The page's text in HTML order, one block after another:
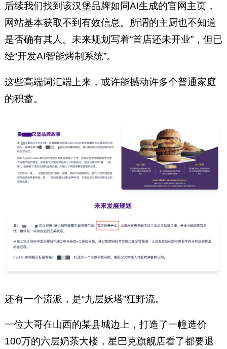
后续我们找到该汉堡品牌如同AI生成的官网主页，
网站基本获取不到有效信息。所谓的主厨也不知道
是否确有其人。未来规划写着“首店还未开业”，但已
经“开发AI智能烤制系统”。
这些高端词汇端上来，或许能撼动许多个普通家庭
的积蓄。
还有一个流派，是“九层妖塔”狂野流。
一位大哥在山西的某县城边上，打造了一幢造价
100万的六层奶茶大楼，星巴克旗舰店看了都要退